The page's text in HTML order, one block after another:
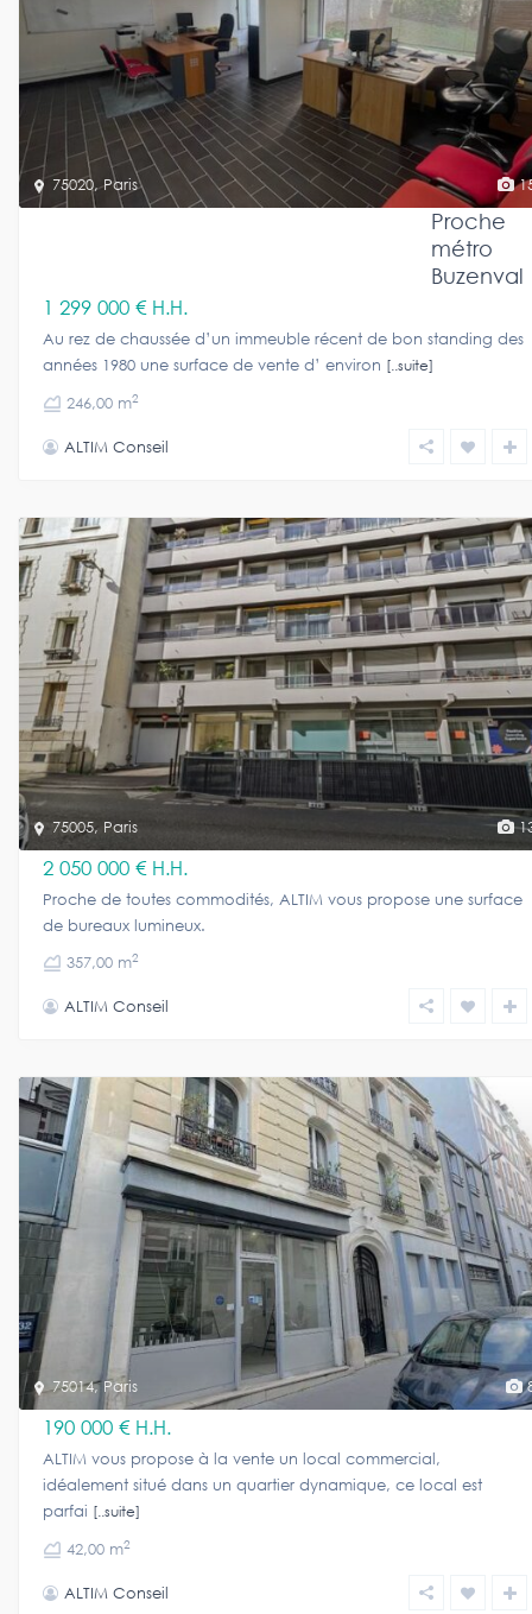
75020,Paris
Proche
métro
Buzenval
1 299 000 € H.H.
Au rez de chaussée d’un immeuble récent de bon standing des
années 1980 une surface de vente d’ environ [..suite]
246,00 m2
ALTIM Conseil
75005, Paris
2 050 000 € H.H.
Proche de toutes commodités, ALTIM vous propose une surface
de bureaux lumineux.
357,00 m2
ALTIM Conseil
75014,Paris
190 000 € H.H.
ALTIM vous propose à la vente un local commercial,
idéalement situé dans un quartier dynamique, ce local est
parfai [..suite]
42,00 m2
ALTIM Conseil